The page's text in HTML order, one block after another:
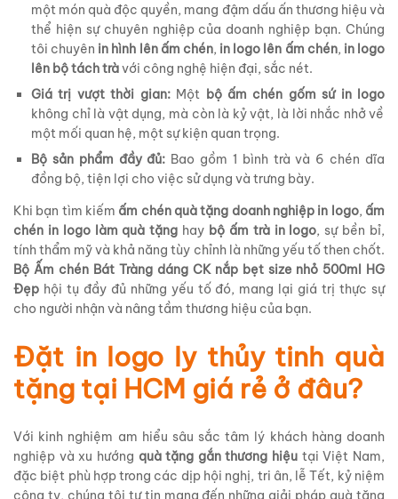
một món quà độc quyền, mang đậm dấu ấn thương hiệu và
thể hiện sự chuyên nghiệp của doanh nghiệp bạn. Chúng
tôi chuyên in hình lên ấm chén, in logo lên ấm chén, in logo
lên bộ tách tràvới công nghệ hiện đại, sắc nét.
Giá trị vượt thời gian:Một bộ ấm chén gốm sứ in logo
không chỉ là vật dụng, mà còn là kỷ vật, là lời nhắc nhở về
một mối quan hệ, một sự kiện quan trọng.
Bộ sản phẩm đầy đủ: Bao gồm 1 bình trà và 6 chén dĩa
đồng bộ, tiện lợi cho việc sử dụng và trưng bày.
Khi bạn tìm kiếm ấm chén quà tặng doanh nghiệp in logo, ấm
chén in logo làm quà tặng hay bộ ấm trà in logo, sự bền bỉ,
tính thẩm mỹ và khả năng tùy chỉnh là những yếu tố then chốt.
Bộ Ấm chén Bát Tràng dáng CK nắp bẹt size nhỏ 500ml HG
Đẹp hội tụ đầy đủ những yếu tố đó, mang lại giá trị thực sự
cho người nhận và nâng tầm thương hiệu của bạn.
Đặt in logo ly thủy tinh quà
tặng tại HCM giá rẻ ở đâu?
Với kinh nghiệm am hiểu sâu sắc tâm lý khách hàng doanh
nghiệp và xu hướng quà tặng gắn thương hiệu tại Việt Nam,
đặc biệt phù hợp trong các dịp hội nghị, tri ân, lễ Tết, kỷ niệm
công ty, chúng tôi tự tin mang đến những giải pháp quà tặng